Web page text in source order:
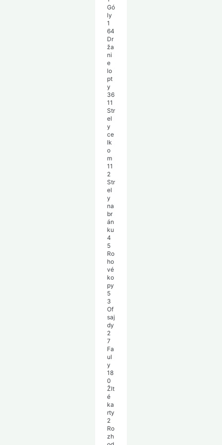
Gó
ly
1
64
Dr
ža
ni
e
lo
pt
y
36
11
Str
el
y
ce
lk
o
m
11
2
Str
el
y
na
br
án
ku
4
5
Ro
ho
vé
ko
py
5
3
Of
saj
dy
2
7
Fa
ul
y
18
0
Žlt
é
ka
rty
2
Ro
zh